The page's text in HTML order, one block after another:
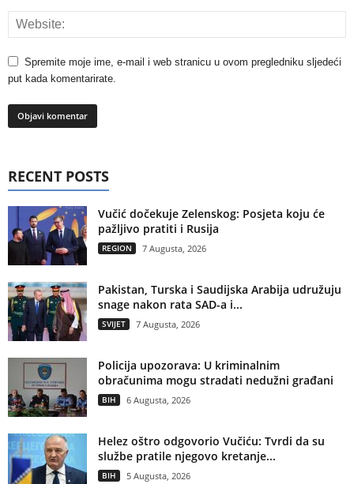
Spremite moje ime, e-mail i web stranicu u ovom pregledniku sljedeći
put kada komentarirate.
RECENT POSTS
Vučić dočekuje Zelenskog: Posjeta koju će
pažljivo pratiti i Rusija
REGION 7 Augusta, 2026
Pakistan, Turska i Saudijska Arabija udružuju
snage nakon rata SAD-a i...
SVIJET 7 Augusta, 2026
Policija upozorava: U kriminalnim
obračunima mogu stradati nedužni građani
BIH 6 Augusta, 2026
Helez oštro odgovorio Vučiću: Tvrdi da su
službe pratile njegovo kretanje...
BIH 5 Augusta, 2026